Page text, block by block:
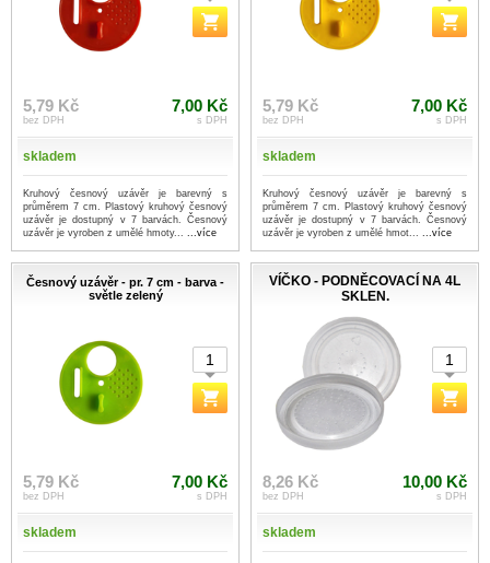
5,79 Kč
bez DPH
7,00 Kč
s DPH
skladem
Kruhový česnový uzávěr je barevný s
průměrem 7 cm. Plastový kruhový česnový
uzávěr je dostupný v 7 barvách. Česnový
uzávěr je vyroben z umělé hmoty... ...více
5,79 Kč
bez DPH
7,00 Kč
s DPH
skladem
Kruhový česnový uzávěr je barevný s
průměrem 7 cm. Plastový kruhový česnový
uzávěr je dostupný v 7 barvách. Česnový
uzávěr je vyroben z umělé hmot... ...více
Česnový uzávěr - pr. 7 cm - barva -
světle zelený
5,79 Kč
bez DPH
7,00 Kč
s DPH
skladem
VÍČKO - PODNĚCOVACÍ NA 4L
SKLEN.
8,26 Kč
bez DPH
10,00 Kč
s DPH
skladem